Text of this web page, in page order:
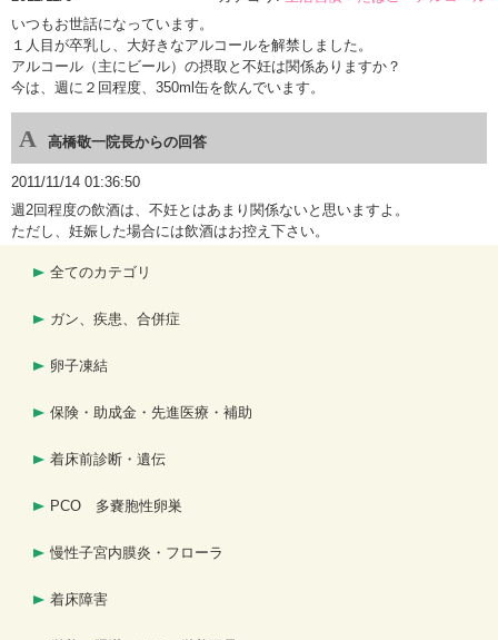
いつもお世話になっています。
１人目が卒乳し、大好きなアルコールを解禁しました。
アルコール（主にビール）の摂取と不妊は関係ありますか？
今は、週に２回程度、350ml缶を飲んでいます。
高橋敬一院長からの回答
2011/11/14 01:36:50
週2回程度の飲酒は、不妊とはあまり関係ないと思いますよ。
ただし、妊娠した場合には飲酒はお控え下さい。
全てのカテゴリ
ガン、疾患、合併症
卵子凍結
保険・助成金・先進医療・補助
着床前診断・遺伝
PCO 多嚢胞性卵巣
慢性子宮内膜炎・フローラ
着床障害